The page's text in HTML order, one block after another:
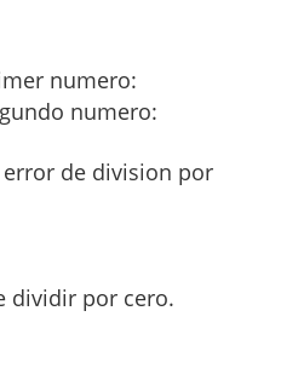
numero:
numero:
de division por
dividir por cero.